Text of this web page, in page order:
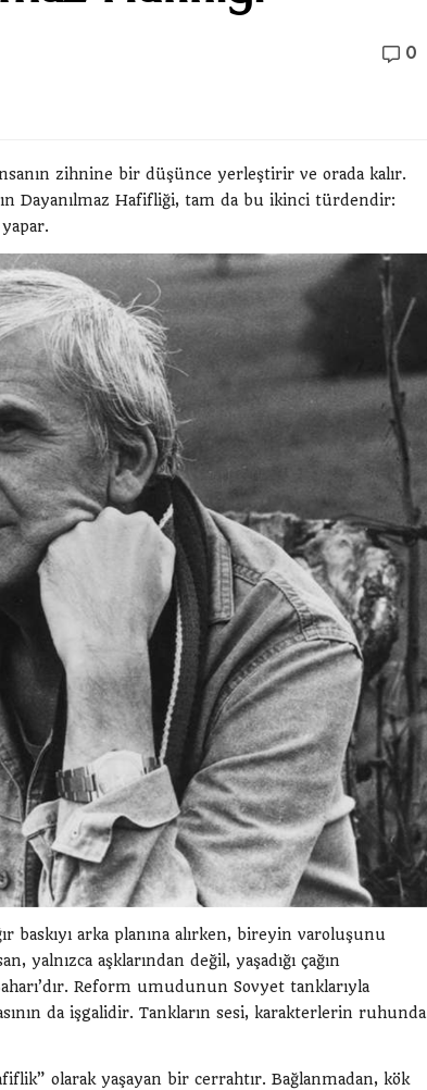
0
zihnine bir düşünce yerleştirir ve orada kalır.
Dayanılmaz Hafifliği, tam da bu ikinci türdendir:
baskıyı arka planına alırken, bireyin varoluşunu
aşklarından değil, yaşadığı çağın
Reform umudunun Sovyet tanklarıyla
da işgalidir. Tankların sesi, karakterlerin ruhunda
olarak yaşayan bir cerrahtır. Bağlanmadan, kök